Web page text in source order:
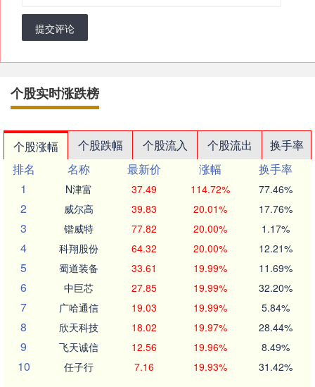
提交评论
个股实时涨跌榜
个股涨幅 个股跌幅 个股流入 个股流出
换手率
排名
名称 最新价 涨幅
换手率
1
N津富 37.49 114.72% 77.46%
2 威尔高 39.83 20.01% 17.76%
3 锴威特 77.82 20.00% 1.17%
4 科翔股份 64.32 20.00% 12.21%
5 蜀道装备 33.61 19.99% 11.69%
6 中巨芯 27.85 19.99% 32.20%
7 广哈通信 19.03 19.99% 5.84%
8 欣天科技 18.02 19.97% 28.44%
9 飞天诚信 12.56 19.96% 8.49%
10 任子行 7.16 19.93% 31.42%